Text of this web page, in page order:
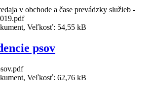
v obchode a čase prevádzky služieb -
Veľkosť: 54,55 kB
psov
Veľkosť: 62,76 kB